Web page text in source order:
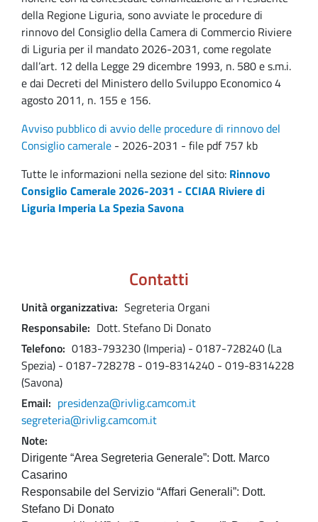
della Regione Liguria, sono avviate le procedure di
rinnovo del Consiglio della Camera di Commercio Riviere
di Liguria per il mandato 2026-2031, come regolate
dall’art. 12 della Legge 29 dicembre 1993, n. 580 e s.m.i.
e dai Decreti del Ministero dello Sviluppo Economico 4
agosto 2011, n. 155 e 156.
Avviso pubblico di avvio delle procedure di rinnovo del
Consiglio camerale - 2026-2031 - file pdf 757 kb
Tutte le informazioni nella sezione del sito: Rinnovo
Consiglio Camerale 2026-2031 - CCIAA Riviere di
Liguria Imperia La Spezia Savona
Contatti
Unità organizzativa Segreteria Organi
Responsabile Dott. Stefano Di Donato
Telefono 0183-793230 (Imperia) - 0187-728240 (La
Spezia) - 0187-728278 - 019-8314240 - 019-8314228
(Savona)
Email
presidenza@rivlig.camcom.it
segreteria@rivlig.camcom.it
Note
Dirigente “Area Segreteria Generale”: Dott. Marco
Casarino
Responsabile del Servizio “Affari Generali”: Dott.
Stefano Di Donato